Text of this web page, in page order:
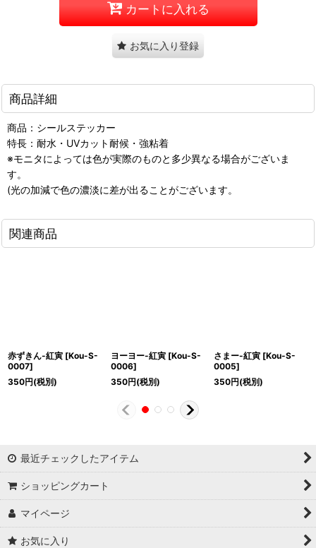
カートに入れる
お気に入り登録
商品詳細
商品：シールステッカー
特長：耐水・UVカット耐候・強粘着
※モニタによっては色が実際のものと多少異なる場合がございま
す。
(光の加減で色の濃淡に差が出ることがございます。
関連商品
赤ずきん-紅寅 [Kou-S-
0007]
350円(税別)
ヨーヨー-紅寅 [Kou-S-
0006]
350円(税別)
さまー-紅寅 [Kou-S-
0005]
350円(税別)
最近チェックしたアイテム
ショッピングカート
マイページ
お気に入り